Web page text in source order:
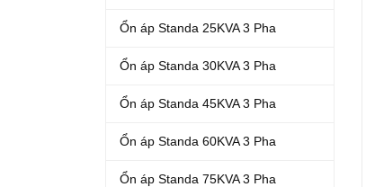
Ổn áp Standa 25KVA 3 Pha
Ổn áp Standa 30KVA 3 Pha
Ổn áp Standa 45KVA 3 Pha
Ổn áp Standa 60KVA 3 Pha
Ổn áp Standa 75KVA 3 Pha